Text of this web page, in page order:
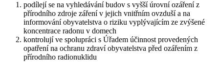
podílejí se na vyhledávání budov s vyšší úrovní ozáření z
přírodního zdroje záření v jejich vnitřním ovzduší a na
informování obyvatelstva o riziku vyplývajícím ze zvýšené
koncentrace radonu v domech
kontrolují ve spolupráci s Úřadem účinnost provedených
opatření na ochranu zdraví obyvatelstva před ozářením z
přírodního radionuklidu